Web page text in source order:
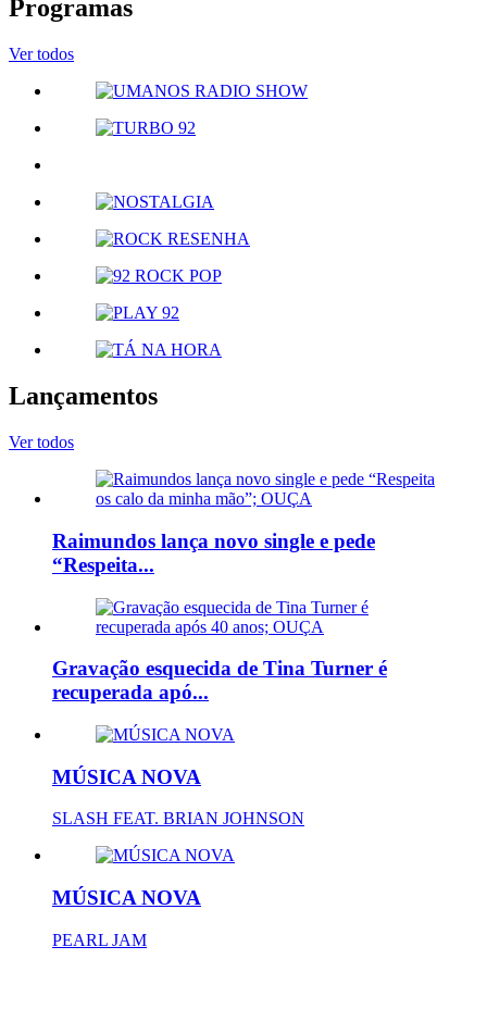
Programas
Ver todos
Lançamentos
Ver todos
Raimundos lança novo single e pede
“Respeita...
Gravação esquecida de Tina Turner é
recuperada apó...
MÚSICA NOVA
SLASH FEAT. BRIAN JOHNSON
MÚSICA NOVA
PEARL JAM